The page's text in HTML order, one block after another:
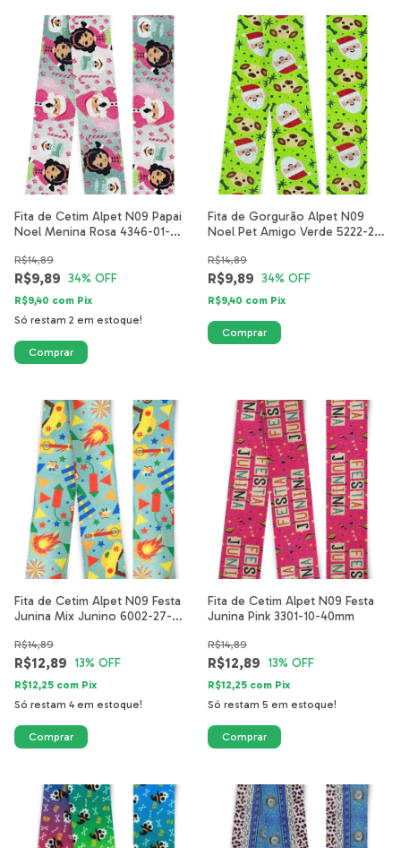
Fita de Cetim Alpet N09 Papai
Noel Menina Rosa 4346-01-
R$9,89
R$14,89
34% OFF
R$9,40 com Pix
Só restam 2 em estoque!
Fita de Gorgurão Alpet N09
Noel Pet Amigo Verde 5222-26-
R$9,89
R$14,89
34% OFF
R$9,40 com Pix
Fita de Cetim Alpet N09 Festa
Junina Mix Junino 6002-27-
R$12,89
R$14,89
13% OFF
R$12,25 com Pix
Só restam 4em estoque!
Fita de Cetim Alpet N09 Festa
Junina Pink 3301-10-40mm
R$12,89
R$14,89
13% OFF
R$12,25 com Pix
Só restam 5 em estoque!